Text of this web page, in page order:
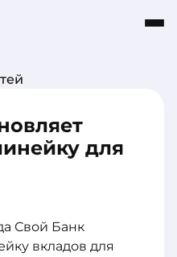
для
Свой Банк
вкладов для